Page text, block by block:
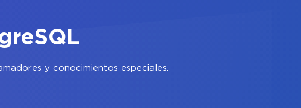
y conocimientos especiales.